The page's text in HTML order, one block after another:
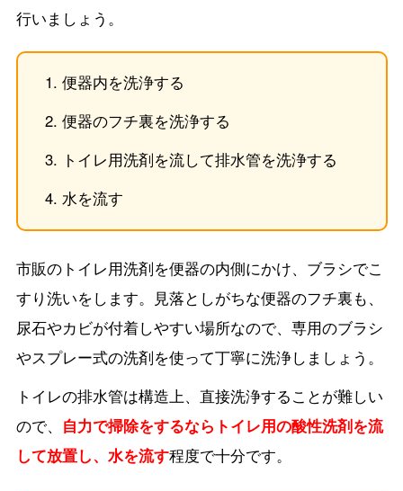
行いましょう。
便器内を洗浄する
便器のフチ裏を洗浄する
トイレ用洗剤を流して排水管を洗浄する
水を流す
市販のトイレ用洗剤を便器の内側にかけ、ブラシでこ
すり洗いをします。見落としがちな便器のフチ裏も、
尿石やカビが付着しやすい場所なので、専用のブラシ
やスプレー式の洗剤を使って丁寧に洗浄しましょう。
トイレの排水管は構造上、直接洗浄することが難しい
ので、
自力で掃除をするならトイレ用の酸性洗剤を流
して放置し、水を流す程度で十分です。